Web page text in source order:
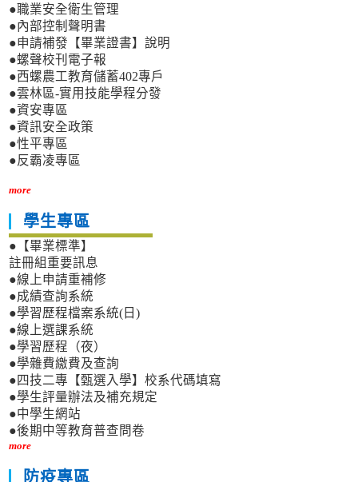
●職業安全衛生管理
●內部控制聲明書
●申請補發【畢業證書】說明
●螺聲校刊電子報
●西螺農工教育儲蓄402專戶
●雲林區-實用技能學程分發
●資安專區
●資訊安全政策
●性平專區
●反霸凌專區
more
學生專區
●【畢業標準】
註冊組重要訊息
●線上申請重補修
●成績查詢系統
●學習歷程檔案系統(日)
●線上選課系統
●學習歷程（夜）
●學雜費繳費及查詢
●四技二專【甄選入學】校系代碼填寫
●學生評量辦法及補充規定
●中學生網站
●後期中等教育普查問卷
more
防疫專區